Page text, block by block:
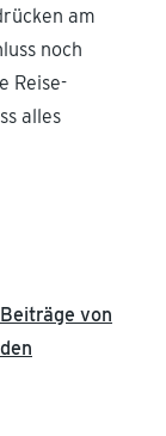
am
noch
Reise-
alles
von